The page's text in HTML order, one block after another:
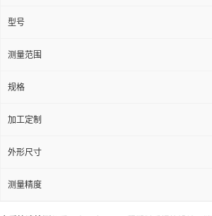
型号
测量范围
规格
加工定制
外形尺寸
测量精度